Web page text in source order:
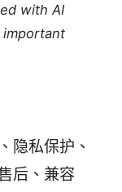
with AI
important
隐私保护、
后、兼容